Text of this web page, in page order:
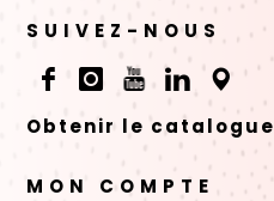
SUIVEZ-NOUS
Obtenir le catalogue
MON COMPTE